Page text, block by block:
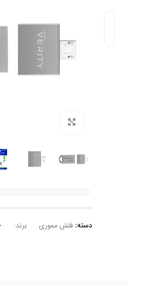
دسته: فلش مموری برند: